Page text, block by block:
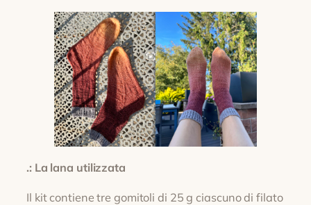
.: La lana utilizzata
Il kit contiene tre gomitoli di 25 g ciascuno di filato